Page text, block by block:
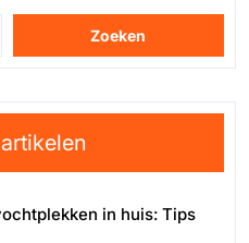
Zoeken
in huis: Tips